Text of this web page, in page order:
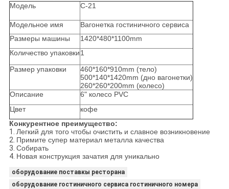
Модель
C-21
Модельное имя
Вагонетка гостиничного сервиса
Размеры машины
1420*480*1100mm
Количество упаковки1
Размер упаковки
460*160*910mm (тело)
500*140*1420mm (дно вагонетки)
260*260*200mm (колесо)
Описание
6" колесо PVC
Цвет
кофе
Конкурентное преимущество:
1. Легкий для того чтобы очистить и славное возникновение
2. Примите супер материал металла качества
3. Собирать
4. Новая конструкция зачатия для уникально
оборудование поставкы ресторана
оборудование гостиничного сервиса гостиничного номера